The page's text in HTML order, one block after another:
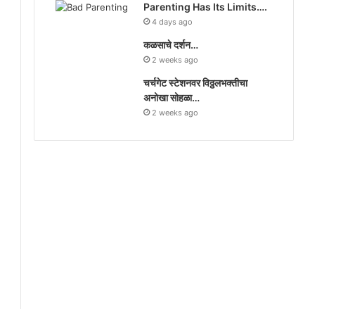
Parenting Has Its Limits….
4 days ago
कळसाचे दर्शन…
2 weeks ago
चर्चगेट स्टेशनवर विठ्ठलभक्तीचा
अनोखा सोहळा…
2 weeks ago